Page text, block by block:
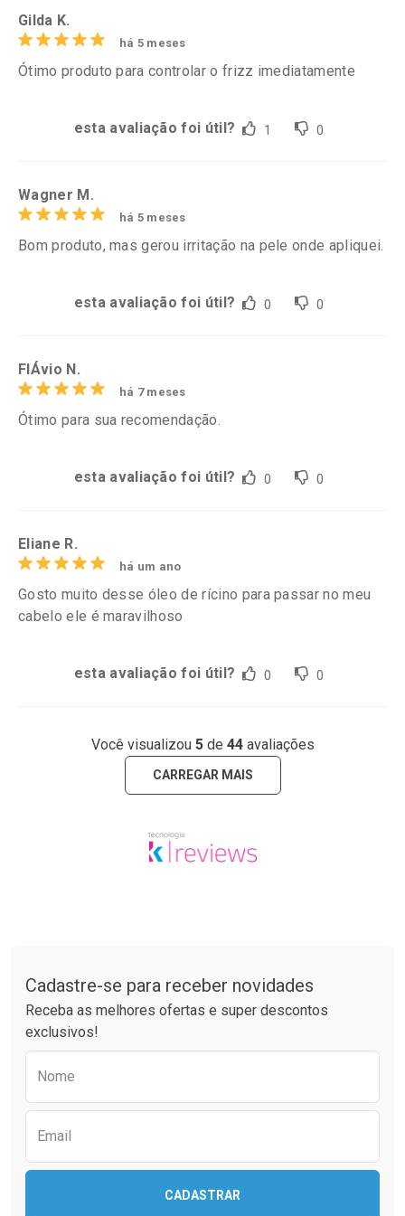
Gilda K.
há 5 meses
Ótimo produto para controlar o frizz imediatamente
esta avaliação foi útil? 1 0
Wagner M.
há 5 meses
Bom produto, mas gerou irritação na pele onde apliquei.
esta avaliação foi útil? 0 0
FlÁvio N.
há 7 meses
Ótimo para sua recomendação.
esta avaliação foi útil? 0 0
Eliane R.
há um ano
Gosto muito desse óleo de rícino para passar no meu
cabelo ele é maravilhoso
esta avaliação foi útil? 0 0
Você visualizou 5de 44avaliações
CARREGAR MAIS
Cadastre-se para receber novidades
Receba as melhores ofertas e super descontos
exclusivos!
Nome
Email
CADASTRAR